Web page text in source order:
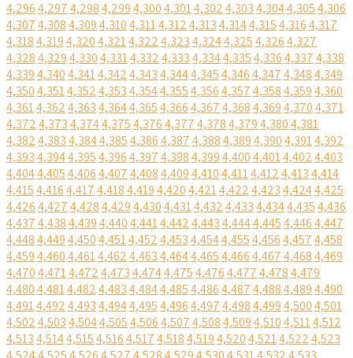
4,2964,2974,2984,2994,3004,3014,3024,3034,3044,3054,306
4,3074,3084,3094,3104,3114,3124,3134,3144,3154,3164,317
4,3184,3194,3204,3214,3224,3234,3244,3254,3264,327
4,3284,3294,3304,3314,3324,3334,3344,3354,3364,3374,338
4,3394,3404,3414,3424,3434,3444,3454,3464,3474,3484,349
4,3504,3514,3524,3534,3544,3554,3564,3574,3584,3594,360
4,3614,3624,3634,3644,3654,3664,3674,3684,3694,3704,371
4,3724,3734,3744,3754,3764,3774,3784,3794,3804,381
4,3824,3834,3844,3854,3864,3874,3884,3894,3904,3914,392
4,3934,3944,3954,3964,3974,3984,3994,4004,4014,4024,403
4,4044,4054,4064,4074,4084,4094,4104,4114,4124,4134,414
4,4154,4164,4174,4184,4194,4204,4214,4224,4234,4244,425
4,4264,4274,4284,4294,4304,4314,4324,4334,4344,4354,436
4,4374,4384,4394,4404,4414,4424,4434,4444,4454,4464,447
4,4484,4494,4504,4514,4524,4534,4544,4554,4564,4574,458
4,4594,4604,4614,4624,4634,4644,4654,4664,4674,4684,469
4,4704,4714,4724,4734,4744,4754,4764,4774,4784,479
4,4804,4814,4824,4834,4844,4854,4864,4874,4884,4894,490
4,4914,4924,4934,4944,4954,4964,4974,4984,4994,5004,501
4,5024,5034,5044,5054,5064,5074,5084,5094,5104,5114,512
4,5134,5144,5154,5164,5174,5184,5194,5204,5214,5224,523